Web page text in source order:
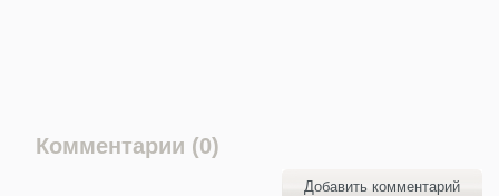
Комментарии (0)
Добавить комментарий